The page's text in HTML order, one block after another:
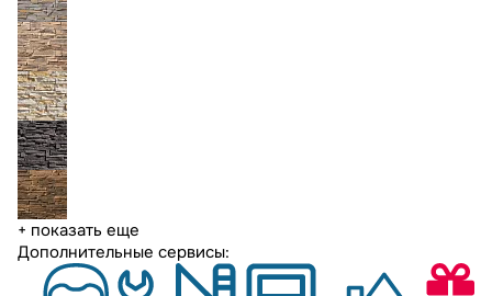
+ показать еще
Дополнительные сервисы: